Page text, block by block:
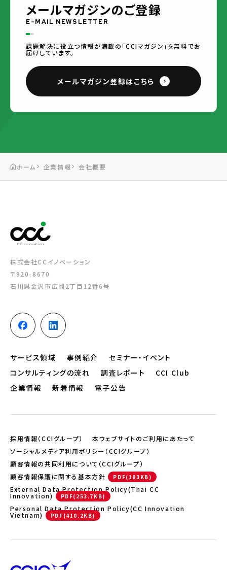
メールマガジンのご登録
E-MAIL NEWSLETTER
課題解決に役立つ情報が満載の「CCIマガジン」を無料でお
届けしています。
メールマガジン登録はこちら
ホーム 企業情報 会社概要
株式会社CCイノベーション
〒920-8670
石川県金沢市広岡2丁目12番6号
サービス領域 事例紹介
セミナー・イベント
コンサルティングの流れ
調査レポート
CCI Club
企業情報
新着情報 電子公告
採用情報（CCIグループ）
本ウェブサイトのご利用にあたって
ソーシャルメディア利用ポリシー（CCIグループ）
顧客情報の共同利用について（CCIグループ）
顧客情報保護に関する基本方針
External Data Protection Policy(Thai CC
Innovation)
Personal Data Protection Policy(CC Innovation
Vietnam)